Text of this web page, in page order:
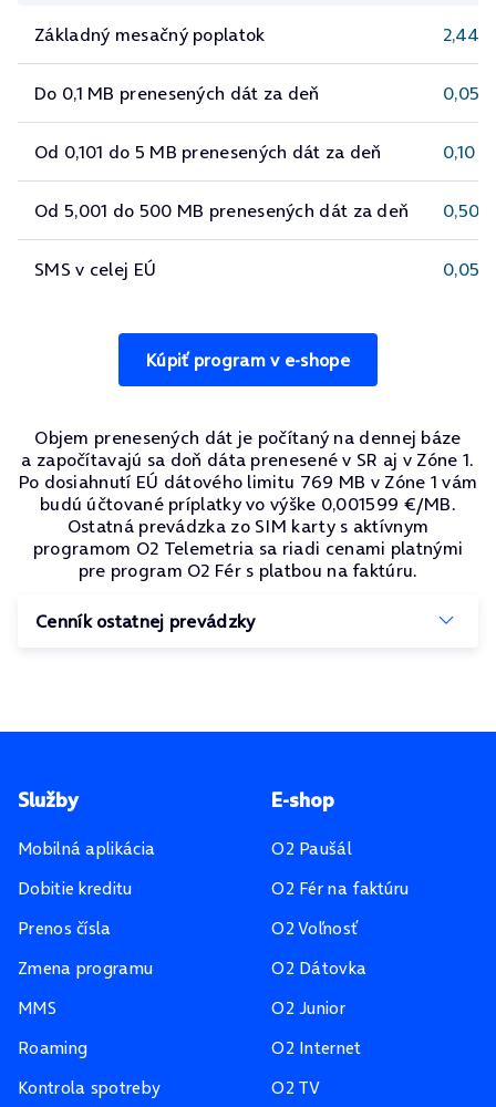
Základný mesačný poplatok 2,44 €
Do 0,1 MB prenesených dát za deň 0,05 €
Od 0,101 do 5 MB prenesených dát za deň 0,10 €
Od 5,001 do 500 MB prenesených dát za deň 0,50 €
SMS v celej EÚ 0,05 €
Kúpiť program v e-shope
Objem prenesených dát je počítaný na dennej báze
a započítavajú sa doň dáta prenesené v SR aj v Zóne 1.
Po dosiahnutí EÚ dátového limitu 769 MB v Zóne 1 vám
budú účtované príplatky vo výške 0,001599 €/MB.
Ostatná prevádzka zo SIM karty s aktívnym
programom O2 Telemetria sa riadi cenami platnými
pre program O2 Fér s platbou na faktúru.
Cenník ostatnej prevádzky
Pätička stránky
Služby
Mobilná aplikácia
Dobitie kreditu
Prenos čísla
Zmena programu
MMS
Roaming
Kontrola spotreby
E-shop
O2 Paušál
O2 Fér na faktúru
O2 Voľnosť
O2 Dátovka
O2 Junior
O2 Internet
O2 TV